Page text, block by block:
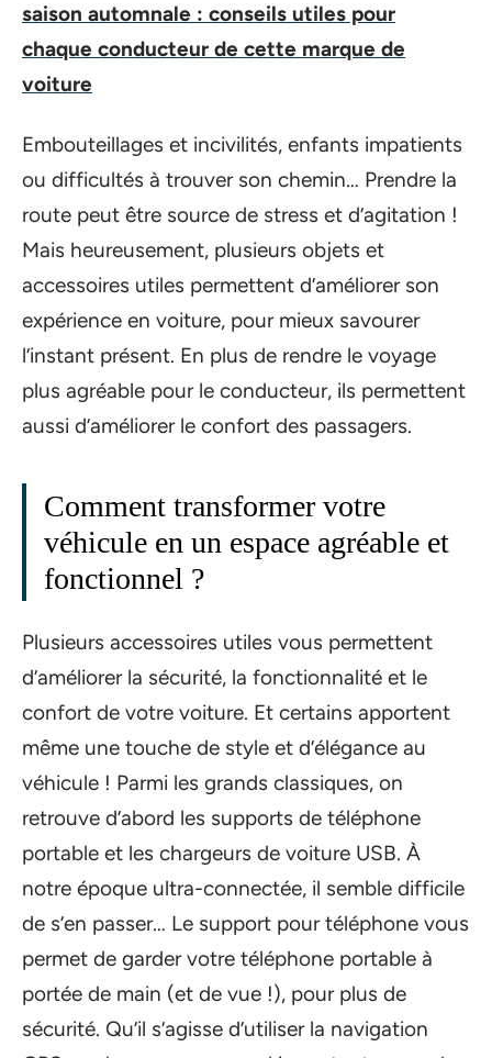
saison automnale : conseils utiles pour
chaque conducteur de cette marque de
voiture
Embouteillages et incivilités, enfants impatients
ou difficultés à trouver son chemin… Prendre la
route peut être source de stress et d’agitation !
Mais heureusement, plusieurs objets et
accessoires utiles permettent d’améliorer son
expérience en voiture, pour mieux savourer
l’instant présent. En plus de rendre le voyage
plus agréable pour le conducteur, ils permettent
aussi d’améliorer le confort des passagers.
Comment transformer votre
véhicule en un espace agréable et
fonctionnel ?
Plusieurs accessoires utiles vous permettent
d’améliorer la sécurité, la fonctionnalité et le
confort de votre voiture. Et certains apportent
même une touche de style et d’élégance au
véhicule ! Parmi les grands classiques, on
retrouve d’abord les supports de téléphone
portable et les chargeurs de voiture USB. À
notre époque ultra-connectée, il semble difficile
de s’en passer… Le support pour téléphone vous
permet de garder votre téléphone portable à
portée de main (et de vue !), pour plus de
sécurité. Qu’il s’agisse d’utiliser la navigation